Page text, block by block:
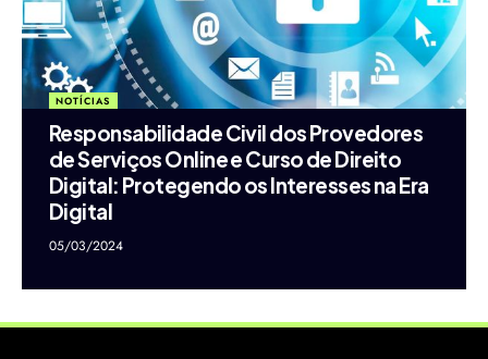
NOTÍCIAS
Responsabilidade Civil dos Provedores
de Serviços Online e Curso de Direito
Digital: Protegendo os Interesses na Era
Digital
05/03/2024